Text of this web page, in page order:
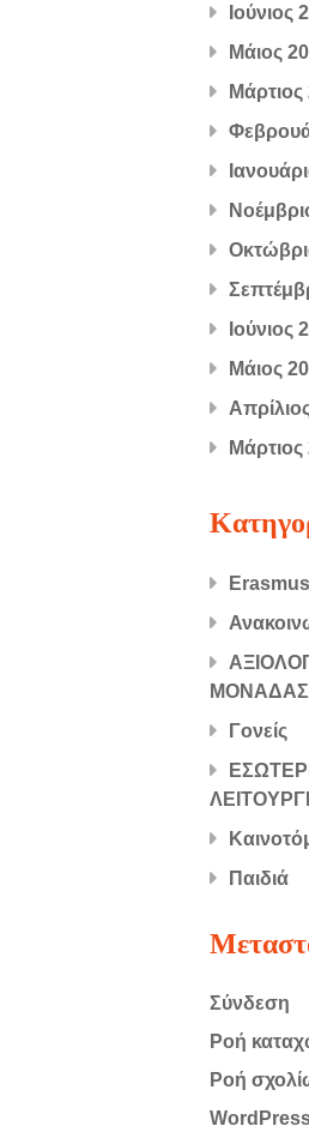
Ιούνιος
Μάιος
Μάρτιος
Ιούνιος
Μάιος
Μάρτιος
ΜΟΝΑΔΑΣ
Γονείς
Παιδιά
Σύνδεση
Ροή
Ροή